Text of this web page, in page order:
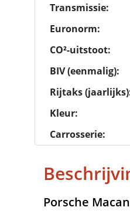
Transmissie:
Euronorm:
CO²-uitstoot:
BIV (eenmalig):
Rijtaks
Kleur:
Carrosserie:
Porsche